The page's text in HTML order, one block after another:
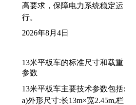
高要求，保障电力系统稳定运
行。
2026年8月4日
13米平板车的标准尺寸和载重
参数
13米平板车主要技术参数包括:
a)外形尺寸:长13m×宽2.45m,栏